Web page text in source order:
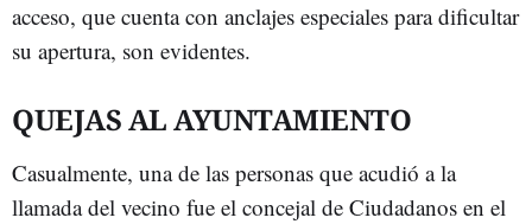
acceso, que cuenta con anclajes especiales para dificultar
su apertura, son evidentes.
QUEJAS AL AYUNTAMIENTO
Casualmente, una de las personas que acudió a la
llamada del vecino fue el concejal de Ciudadanos en el